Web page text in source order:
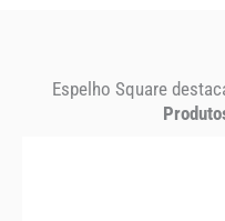
Espelho Square